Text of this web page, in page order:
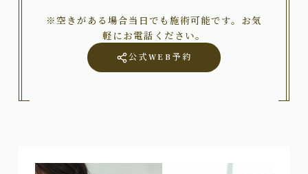
※空きがある場合当日でも施術可能です。お気
軽にお電話ください。
公式WEB予約